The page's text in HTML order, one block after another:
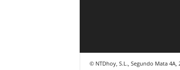
© NTDhoy, S.L., Segundo Mata 4A,